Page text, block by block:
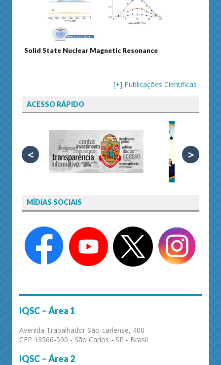
State Nuclear Magnetic Resonance
[+] Publicações Científicas
ACESSO RÁPIDO
< >
MÍDIAS SOCIAIS
IQSC – Área 1
Avenida Trabalhador São-carlense, 400
CEP 13566-590 - São Carlos - SP - Brasil
IQSC – Área 2